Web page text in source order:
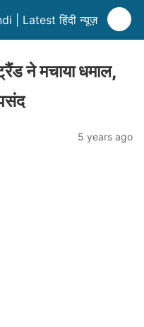
| Latest हिंदी न्यूज़
ट्रैंड ने मचाया धमाल,
5 years ago